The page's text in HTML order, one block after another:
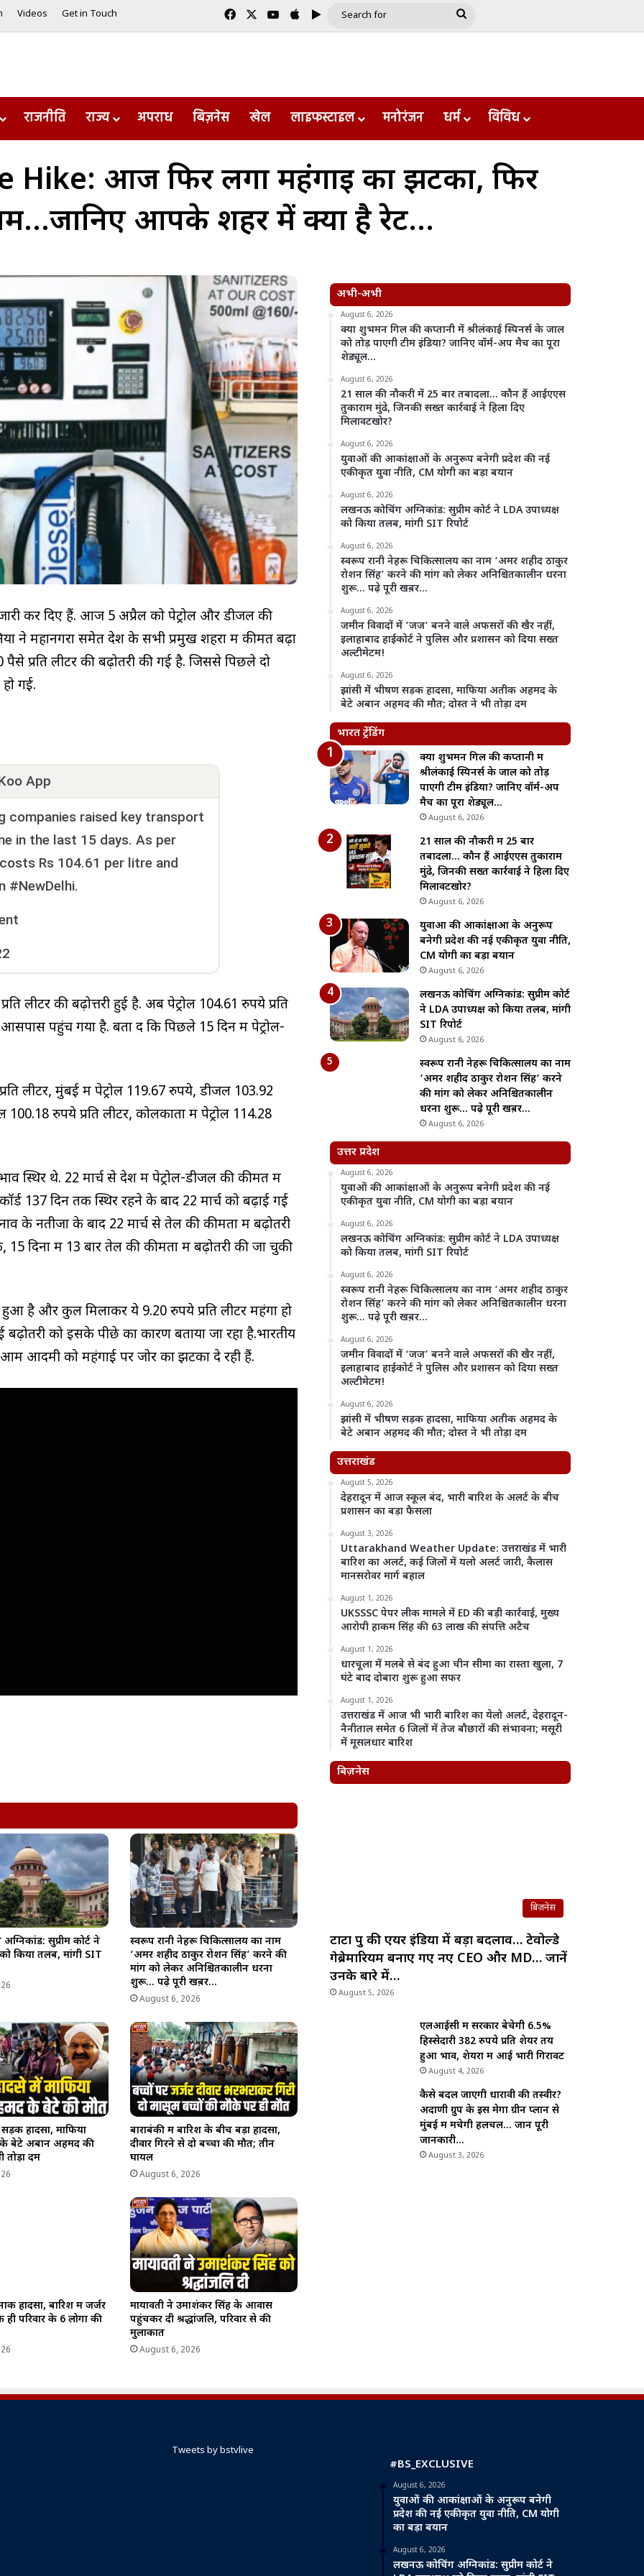
Videos Get in Touch FacebookYouTube
AppleGoogle Play
Search
राजनीति राज्य अपराध बिज़नेस खेल लाइफस्टाइल मनोरंजन धर्म विविध
Hike: आज फिर लगा महंगाई का झटका, फिर
आपके शहर में क्या है रेट…
कर दिए हैं. आज 5 अप्रैल को पेट्रोल और डीजल की
ने महानगरों समेत देश के सभी प्रमुख शहरों में कीमतें बढ़ा
प्रति लीटर की बढ़ोतरी की गई है. जिससे पिछले दो
गई.
App
companies raised key transport
in the last 15 days. As per
Rs 104.61 per litre and
#NewDelhi.
लीटर की बढ़ोत्तरी हुई है. अब पेट्रोल 104.61 रुपये प्रति
पहुंच गया है. बता दें कि पिछले 15 दिन में पेट्रोल-
लीटर, मुंबई में पेट्रोल 119.67 रुपये, डीजल 103.92
100.18 रुपये प्रति लीटर, कोलकाता में पेट्रोल 114.28
स्थिर थे. 22 मार्च से देश में पेट्रोल-डीजल की कीमत में
137 दिन तक स्थिर रहने के बाद 22 मार्च को बढ़ाई गई
के नतीजों के बाद 22 मार्च से तेल की कीमतों में बढ़ोतरी
दिनों में 13 बार तेल की कीमतों में बढ़ोतरी की जा चुकी
हुआ है और कुल मिलाकर ये 9.20 रुपये प्रति लीटर महंगा हो
को इसके पीछे का कारण बताया जा रहा है.भारतीय
आदमी को महंगाई पर जोर का झटका दे रही हैं.
सुप्रीम कोर्ट ने
किया तलब, मांगी SIT
स्वरूप रानी नेहरू चिकित्सालय का नाम
‘अमर शहीद ठाकुर रोशन सिंह’ करने की
मांग को लेकर अनिश्चितकालीन धरना
शुरू… पढ़े पूरी खब़र…
August 6, 2026
हादसा, माफिया
बेटे अबान अहमद की
तोड़ा दम
बाराबंकी में बारिश के बीच बड़ा हादसा,
दीवार गिरने से दो बच्चों की मौत; तीन
घायल
August 6, 2026
हादसा, बारिश में जर्जर
ही परिवार के 6 लोगों की
मायावती ने उमाशंकर सिंह के आवास
पहुंचकर दी श्रद्धांजलि, परिवार से की
मुलाकात
August 6, 2026
अभी-अभी
August 6, 2026
क्या शुभमन गिल की कप्तानी में श्रीलंकाई स्पिनर्स के जाल
को तोड़ पाएगी टीम इंडिया? जानिए वॉर्म-अप मैच का पूरा
शेड्यूल…
August 6, 2026
21 साल की नौकरी में 25 बार तबादला… कौन हैं आईएएस
तुकाराम मुंढे, जिनकी सख्त कार्रवाई ने हिला दिए
मिलावटखोर?
August 6, 2026
युवाओं की आकांक्षाओं के अनुरूप बनेगी प्रदेश की नई
एकीकृत युवा नीति, CM योगी का बड़ा बयान
August 6, 2026
लखनऊ कोचिंग अग्निकांड: सुप्रीम कोर्ट ने LDA उपाध्यक्ष
को किया तलब, मांगी SIT रिपोर्ट
August 6, 2026
स्वरूप रानी नेहरू चिकित्सालय का नाम ‘अमर शहीद ठाकुर
रोशन सिंह’ करने की मांग को लेकर अनिश्चितकालीन धरना
शुरू… पढ़े पूरी खब़र…
August 6, 2026
जमीन विवादों में ‘जज’ बनने वाले अफसरों की खैर नहीं,
इलाहाबाद हाईकोर्ट ने पुलिस और प्रशासन को दिया सख्त
अल्टीमेटम!
August 6, 2026
झांसी में भीषण सड़क हादसा, माफिया अतीक अहमद के
बेटे अबान अहमद की मौत; दोस्त ने भी तोड़ा दम
भारत ट्रेंडिंग
क्या शुभमन गिल की कप्तानी में
श्रीलंकाई स्पिनर्स के जाल को तोड़
पाएगी टीम इंडिया? जानिए वॉर्म-अप
मैच का पूरा शेड्यूल…
August 6, 2026
21 साल की नौकरी में 25 बार
तबादला… कौन हैं आईएएस तुकाराम
मुंढे, जिनकी सख्त कार्रवाई ने हिला दिए
मिलावटखोर?
August 6, 2026
युवाओं की आकांक्षाओं के अनुरूप
बनेगी प्रदेश की नई एकीकृत युवा नीति,
CM योगी का बड़ा बयान
August 6, 2026
लखनऊ कोचिंग अग्निकांड: सुप्रीम कोर्ट
ने LDA उपाध्यक्ष को किया तलब, मांगी
SIT रिपोर्ट
August 6, 2026
स्वरूप रानी नेहरू चिकित्सालय का नाम
‘अमर शहीद ठाकुर रोशन सिंह’ करने
की मांग को लेकर अनिश्चितकालीन
धरना शुरू… पढ़े पूरी खब़र…
August 6, 2026
उत्तर प्रदेश
August 6, 2026
युवाओं की आकांक्षाओं के अनुरूप बनेगी प्रदेश की नई
एकीकृत युवा नीति, CM योगी का बड़ा बयान
August 6, 2026
लखनऊ कोचिंग अग्निकांड: सुप्रीम कोर्ट ने LDA उपाध्यक्ष
को किया तलब, मांगी SIT रिपोर्ट
August 6, 2026
स्वरूप रानी नेहरू चिकित्सालय का नाम ‘अमर शहीद ठाकुर
रोशन सिंह’ करने की मांग को लेकर अनिश्चितकालीन धरना
शुरू… पढ़े पूरी खब़र…
August 6, 2026
जमीन विवादों में ‘जज’ बनने वाले अफसरों की खैर नहीं,
इलाहाबाद हाईकोर्ट ने पुलिस और प्रशासन को दिया सख्त
अल्टीमेटम!
August 6, 2026
झांसी में भीषण सड़क हादसा, माफिया अतीक अहमद के
बेटे अबान अहमद की मौत; दोस्त ने भी तोड़ा दम
उत्तराखंड
August 5, 2026
देहरादून में आज स्कूल बंद, भारी बारिश के अलर्ट के बीच
प्रशासन का बड़ा फैसला
August 3, 2026
Uttarakhand Weather Update: उत्तराखंड में भारी
बारिश का अलर्ट, कई जिलों में यलो अलर्ट जारी, कैलास
मानसरोवर मार्ग बहाल
August 1, 2026
UKSSSC पेपर लीक मामले में ED की बड़ी कार्रवाई, मुख्य
आरोपी हाकम सिंह की 63 लाख की संपत्ति अटैच
August 1, 2026
धारचूला में मलबे से बंद हुआ चीन सीमा का रास्ता खुला, 7
घंटे बाद दोबारा शुरू हुआ सफर
August 1, 2026
उत्तराखंड में आज भी भारी बारिश का येलो अलर्ट, देहरादून-
नैनीताल समेत 6 जिलों में तेज बौछारों की संभावना; मसूरी
में मूसलधार बारिश
बिज़नेस
बिज़नेस
टाटा ग्रुप की एयर इंडिया में बड़ा बदलाव… टेवोल्डे
गेब्रेमारियम बनाए गए नए CEO और MD… जानें
उनके बारे में…
August 5, 2026
एलआईसी में सरकार बेचेगी 6.5%
हिस्सेदारी 382 रुपये प्रति शेयर तय
हुआ भाव, शेयरों में आई भारी गिरावट
August 4, 2026
कैसे बदल जाएगी धारावी की तस्वीर?
अदाणी ग्रुप के इस मेगा ग्रीन प्लान से
मुंबई में मचेगी हलचल… जानें पूरी
जानकारी…
August 3, 2026
Tweets by bstvlive
#BS_EXCLUSIVE
August 6, 2026
युवाओं की आकांक्षाओं के अनुरूप बनेगी
प्रदेश की नई एकीकृत युवा नीति, CM योगी
का बड़ा बयान
August 6, 2026
लखनऊ कोचिंग अग्निकांड: सुप्रीम कोर्ट ने